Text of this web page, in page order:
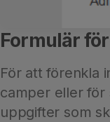
Formulär
För att förenkla
camper eller för
uppgifter som